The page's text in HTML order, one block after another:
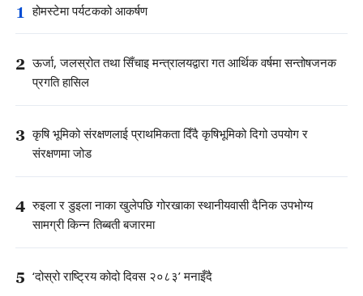
1 होमस्टेमा पर्यटकको आकर्षण
2 ऊर्जा, जलस्रोत तथा सिँचाइ मन्त्रालयद्वारा गत आर्थिक वर्षमा सन्तोषजनक
प्रगति हासिल
3 कृषि भूमिको संरक्षणलाई प्राथमिकता दिँदै कृषिभूमिको दिगो उपयोग र
संरक्षणमा जोड
4 रुइला र डुइला नाका खुलेपछि गोरखाका स्थानीयवासी दैनिक उपभोग्य
सामग्री किन्न तिब्बती बजारमा
5 ‘दोस्रो राष्ट्रिय कोदो दिवस २०८३’ मनाइँदै